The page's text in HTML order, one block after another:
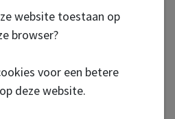
website toestaan op
browser?
voor een betere
deze website.